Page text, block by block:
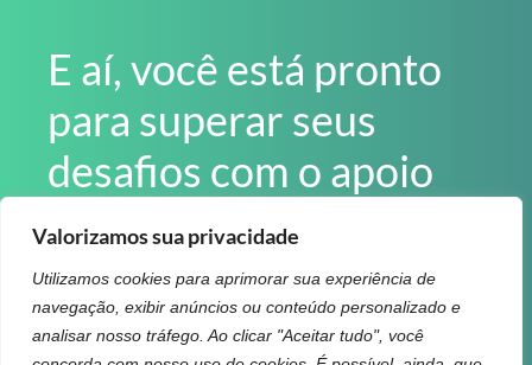
Valorizamos sua privacidade
Utilizamos cookies para aprimorar sua experiência de
navegação, exibir anúncios ou conteúdo personalizado e
analisar nosso tráfego. Ao clicar "Aceitar tudo", você
E aí, você está pronto
para superar seus
desafios com o apoio
da Radix?
Fale com um especialista